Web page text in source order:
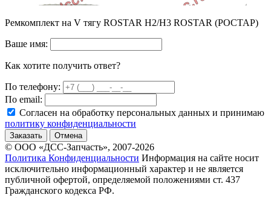
Ремкомплект на V тягу ROSTAR H2/H3 ROSTAR (РОСТАР)
Ваше имя:
Как хотите получить ответ?
По телефону:
По email:
Согласен на обработку персональных данных и принимаю
политику конфиденциальности
Заказать Отмена
© ООО «ДСС-Запчасть», 2007-2026
Политика Конфиденциальности Информация на сайте носит
исключительно информационный характер и не является
публичной офертой, определяемой положениями ст. 437
Гражданского кодекса РФ.